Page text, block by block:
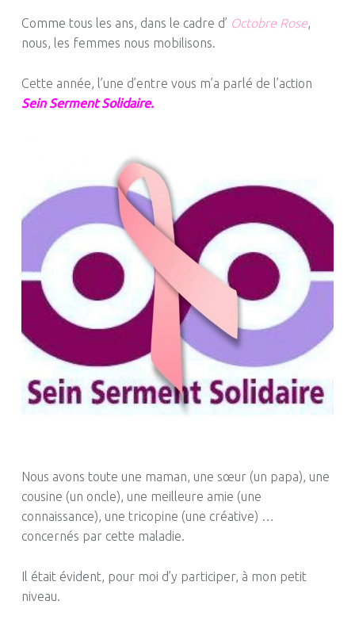
Comme tous les ans, dans le cadre d’ OctobreRose,
nous, les femmes nous mobilisons.
Cette année, l’une d’entre vous m’a parlé de l’action
Sein Serment Solidaire.
Nous avons toute une maman, une sœur (un papa), une
cousine (un oncle), une meilleure amie (une
connaissance), une tricopine (une créative) …
concernés par cette maladie.
Il était évident, pour moi d’y participer, à mon petit
niveau.